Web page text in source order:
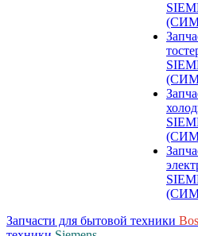
Запчасти для бытовой техники